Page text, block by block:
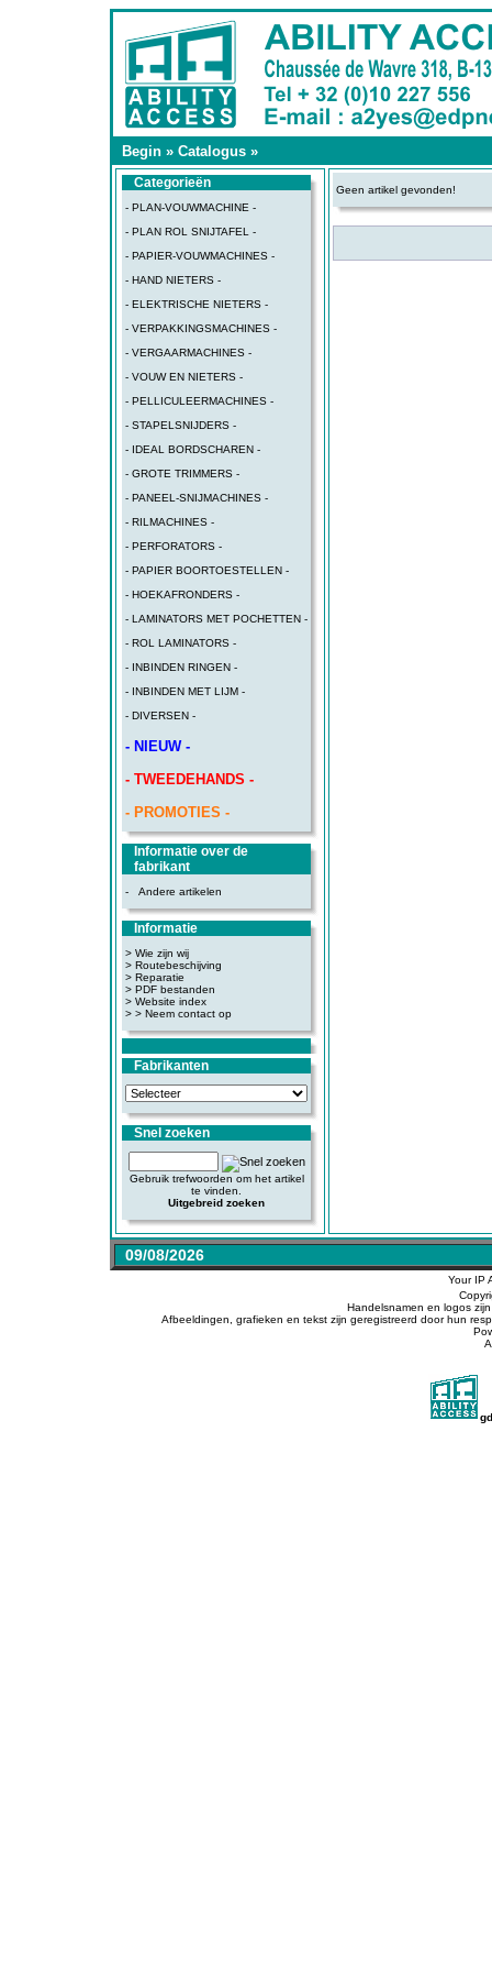
Begin » Catalogus »
Categorieën
- PLAN-VOUWMACHINE -
- PLAN ROL SNIJTAFEL -
- PAPIER-VOUWMACHINES -
- HAND NIETERS -
- ELEKTRISCHE NIETERS -
- VERPAKKINGSMACHINES -
- VERGAARMACHINES -
- VOUW EN NIETERS -
- PELLICULEERMACHINES -
- STAPELSNIJDERS -
- IDEAL BORDSCHAREN -
- GROTE TRIMMERS -
- PANEEL-SNIJMACHINES -
- RILMACHINES -
- PERFORATORS -
- PAPIER BOORTOESTELLEN -
- HOEKAFRONDERS -
- LAMINATORS MET POCHETTEN -
- ROL LAMINATORS -
- INBINDEN RINGEN -
- INBINDEN MET LIJM -
- DIVERSEN -
- NIEUW -
- TWEEDEHANDS -
- PROMOTIES -
Informatie over de
fabrikant
- Andere artikelen
Informatie
> Wie zijn wij
> Routebeschijving
> Reparatie
> PDF bestanden
> Website index
> > Neem contact op
Fabrikanten
Snel zoeken
Gebruik trefwoorden om het artikel
te vinden.
Uitgebreid zoeken
Geen artikel gevonden!
09/08/2026
Your IP
Handelsnamen en logos
Afbeeldingen, grafieken en tekst zijn geregistreerd door hun